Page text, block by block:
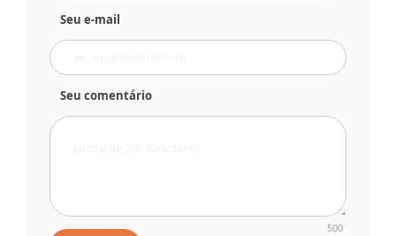
Seu e-mail
Seu comentário
500